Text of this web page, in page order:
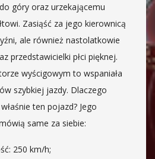
góry oraz urzekającemu
Zasiąść za jego kierownicą
ale również nastolatkowie
przedstawicielki płci pięknej.
wyścigowym to wspaniała
szybkiej jazdy. Dlaczego
ten pojazd? Jego
same za siebie:
250 km/h;